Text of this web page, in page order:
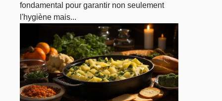
fondamental pour garantir non seulement
l'hygiène mais...